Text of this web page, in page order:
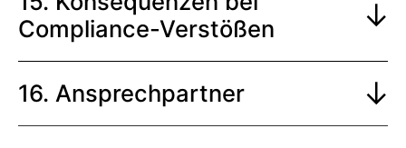
Compliance-Verstößen
16. Ansprechpartner